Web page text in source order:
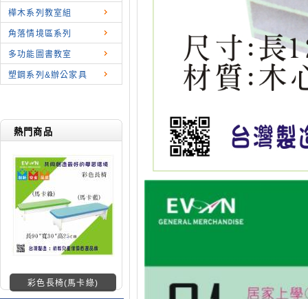
樺木系列教室組
角落情境區系列
多功能圖書教室
塑鋼系列&辦公家具
熱門商品